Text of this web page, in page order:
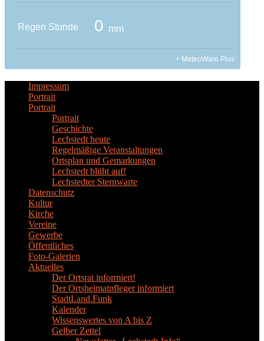
Impressum
Portrait
Portrait
Portrait
Geschichte
Lechstedt heute
Regelmäßige Veranstaltungen
Ortsplan und Gemarkungen
Lechstedt blüht auf!
Lechstedter Sternwarte
Datenschutz
Kultur
Kirche
Vereine
Gewerbe
Öffentliches
Foto-Galerien
Aktuelles
Der Ortsrat informiert!
Der Ortsheimatpfleger informiert
StadtLand.Funk
Kalender
Wissenswertes von A bis Z
Gelber Zettel